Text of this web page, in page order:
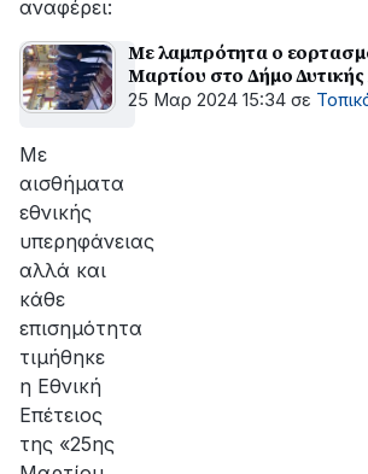
αναφέρει:
Με λαμπρότητα ο
Μαρτίου στο Δήμο
25 Μαρ 2024 15:34 σε
Με
αισθήματα
εθνικής
υπερηφάνειας
αλλά και
κάθε
επισημότητα
τιμήθηκε
η Εθνική
Επέτειος
της «25ης